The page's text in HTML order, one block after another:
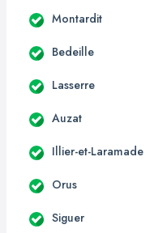
Montardit
Bedeille
Lasserre
Auzat
Illier-et-Laramade
Orus
Siguer